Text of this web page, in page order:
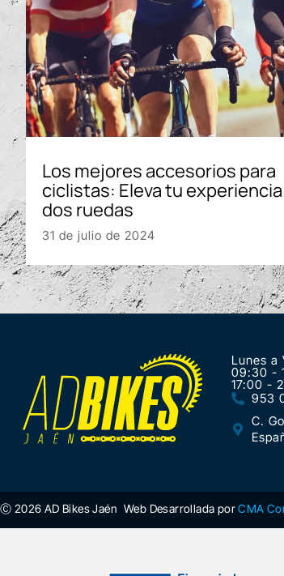
Los mejores accesorios para
ciclistas: Eleva tu
dos ruedas
31 de julio de 2024
Lunes a
09:30 -
17:00 -
953
C.
Ⓒ 2026 AD Bikes Jaén Web Desarrollada porCMA